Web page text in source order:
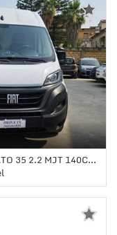
35 2.2 MJT 140CV PM-TM
Manuale (6) •